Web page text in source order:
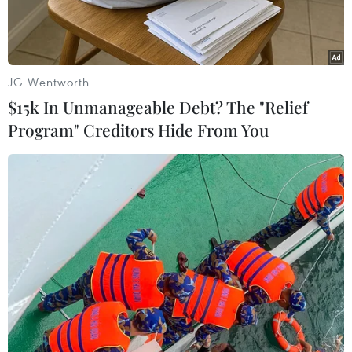
Ảnh minh họa. (Nguồn: Vietnam+)
Trong khuôn khổ của Diễn đàn Bất động sản
JG Wentworth
$15k In Unmanageable Debt? The "Relief
Program" Creditors Hide From You